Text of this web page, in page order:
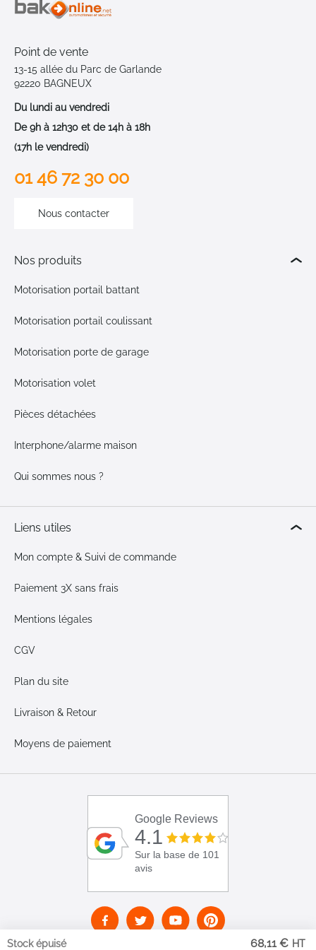
68,11 €
Stock épuisé
Point de vente
13-15 allée du Parc de Garlande
92220 BAGNEUX
Du lundi au vendredi
De 9h à 12h30 et de 14h à 18h
(17h le vendredi)
01 46 72 30 00
Nous contacter
Nos produits
Motorisation portail battant
Motorisation portail coulissant
Motorisation porte de garage
Motorisation volet
Pièces détachées
Interphone/alarme maison
Qui sommes nous ?
Liens utiles
Mon compte & Suivi de commande
Paiement 3X sans frais
Mentions légales
CGV
Plan du site
Livraison & Retour
Moyens de paiement
Google Reviews
4.1
Sur la base de 101
avis